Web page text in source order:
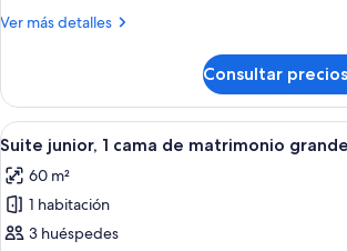
camas
Ver más detalles
Más
ejecutiva,
camas
individuales
Consultar
Abrir
todas
las
fotos
de
Habitación
7
Suite junior, 1 cama de matrimonio grande
60 m²
1 habitación
3 huéspedes